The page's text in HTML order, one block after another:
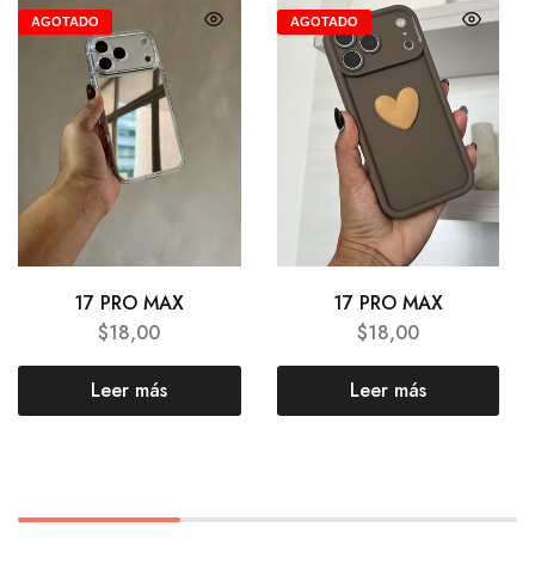
AGOTADO
17 PRO MAX
$18,00
Leer más
AGOTADO
17 PRO MAX
$18,00
Leer más